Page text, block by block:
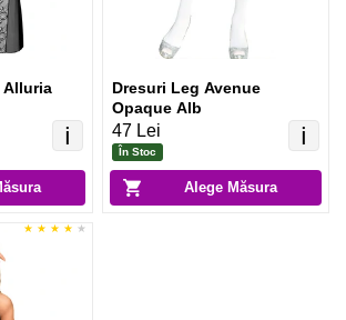
ℹ️
Alluria
Alege Măsura
ℹ️
Dresuri Leg Avenue
Opaque Alb
47 Lei
În Stoc